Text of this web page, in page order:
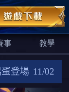
事 教學
登場 11/02